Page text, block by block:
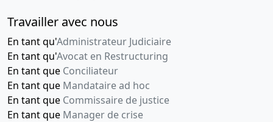
Travailler avec nous
En tant qu'Administrateur Judiciaire
En tant qu'Avocat en Restructuring
En tant que Conciliateur
En tant que Mandataire ad hoc
En tant que Commissaire de justice
En tant que Manager de crise